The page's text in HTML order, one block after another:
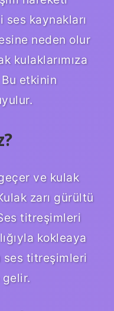
ses kaynakları
neden olur
kulaklarımıza
etkinin
ve kulak
zarı gürültü
titreşimleri
kokleaya
ses titreşimleri